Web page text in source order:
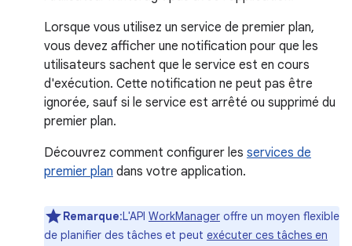
Lorsque vous utilisez un service de premier plan,
vous devez afficher une notification pour que les
utilisateurs sachent que le service est en cours
d'exécution. Cette notification ne peut pas être
ignorée, sauf si le service est arrêté ou supprimé du
premier plan.
Découvrez comment configurer les services de
premier plan dans votre application.
Remarque:L'API WorkManager offre un moyen flexible
de planifier des tâches et peut exécuter ces tâches en